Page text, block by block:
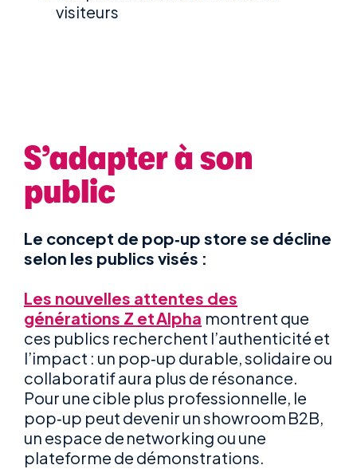
visiteurs
S’adapter à son
public
Le concept de pop‑up store se décline
selon les publics visés :
Les nouvelles attentes des
générations Z et Alpha montrent que
ces publics recherchent l’authenticité et
l’impact : un pop‑up durable, solidaire ou
collaboratif aura plus de résonance.
Pour une cible plus professionnelle, le
pop‑up peut devenir un showroom B2B,
un espace de networking ou une
plateforme de démonstrations.